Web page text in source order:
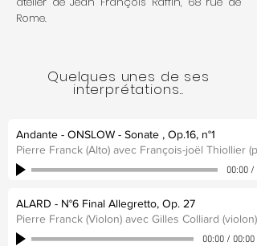
Rome.
Andante - ONSLOW - Sonate , Op.16, n°1
Pierre Franck (Alto) avec François-joël Thiollier
00:00/
ALARD - N°6 Final Allegretto, Op. 27
Pierre Franck (Violon) avec Gilles Colliard (violon)
00:00/ 00:00
Quelques unes de ses
interprétations...